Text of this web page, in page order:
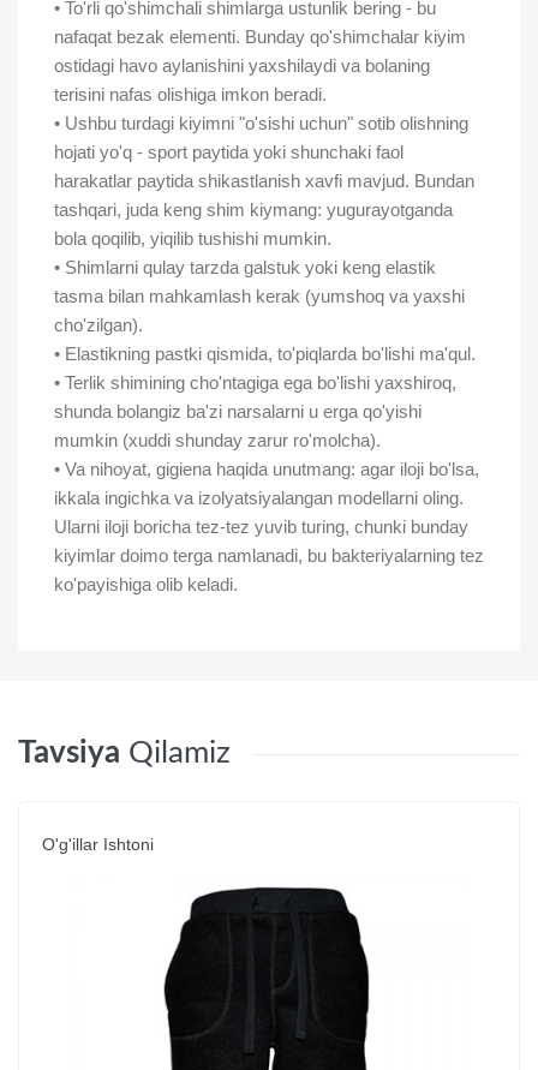
• To'rli qo'shimchali shimlarga ustunlik bering - bu
nafaqat bezak elementi. Bunday qo'shimchalar kiyim
ostidagi havo aylanishini yaxshilaydi va bolaning
terisini nafas olishiga imkon beradi.
• Ushbu turdagi kiyimni "o'sishi uchun" sotib olishning
hojati yo'q - sport paytida yoki shunchaki faol
harakatlar paytida shikastlanish xavfi mavjud. Bundan
tashqari, juda keng shim kiymang: yugurayotganda
bola qoqilib, yiqilib tushishi mumkin.
• Shimlarni qulay tarzda galstuk yoki keng elastik
tasma bilan mahkamlash kerak (yumshoq va yaxshi
cho'zilgan).
• Elastikning pastki qismida, to'piqlarda bo'lishi ma'qul.
• Terlik shimining cho'ntagiga ega bo'lishi yaxshiroq,
shunda bolangiz ba'zi narsalarni u erga qo'yishi
mumkin (xuddi shunday zarur ro'molcha).
• Va nihoyat, gigiena haqida unutmang: agar iloji bo'lsa,
ikkala ingichka va izolyatsiyalangan modellarni oling.
Ularni iloji boricha tez-tez yuvib turing, chunki bunday
kiyimlar doimo terga namlanadi, bu bakteriyalarning tez
ko'payishiga olib keladi.
Tavsiya Qilamiz
O'g'illar Ishtoni